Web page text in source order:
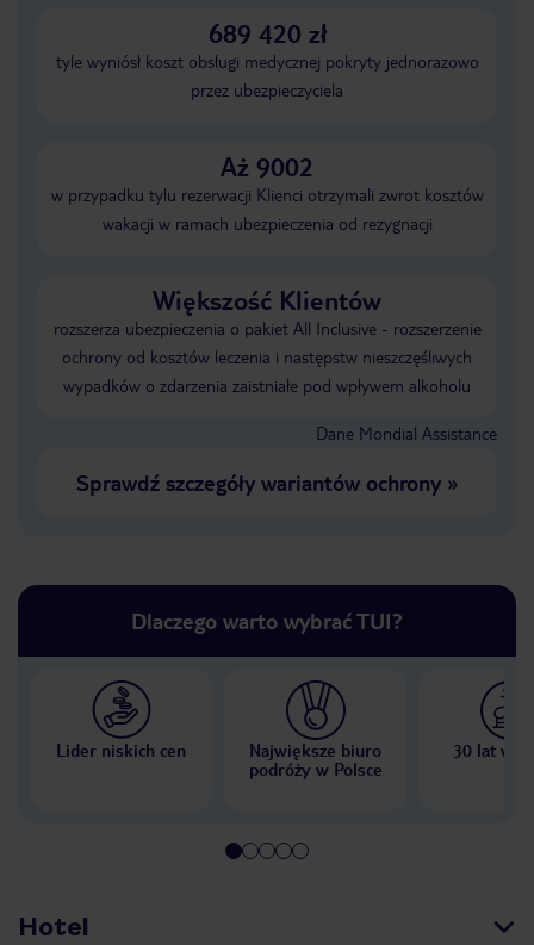
689 420 zł
tyle wyniósł koszt obsługi medycznej pokryty jednorazowo
przez ubezpieczyciela
Aż 9002
w przypadku tylu rezerwacji Klienci otrzymali zwrot kosztów
wakacji w ramach ubezpieczenia od rezygnacji
Większość Klientów
rozszerza ubezpieczenia o pakiet All Inclusive - rozszerzenie
ochrony od kosztów leczenia i następstw nieszczęśliwych
wypadków o zdarzenia zaistniałe pod wpływem alkoholu
Dane Mondial Assistance
Sprawdź szczegóły wariantów ochrony»
Dlaczego warto wybrać TUI?
Lider niskich cen
Największe biuro
podróży w Polsce
30 lat w
Hotel